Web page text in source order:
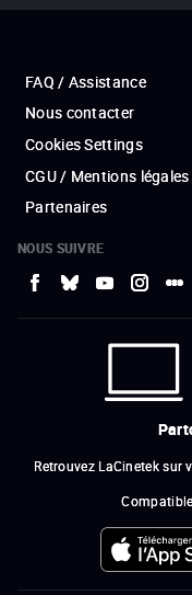
FAQ / Assistance
Nous contacter
Cookies Settings
CGU / Mentions
Partenaires
NOUS SUIVRE
Retrouvez LaCinetek sur